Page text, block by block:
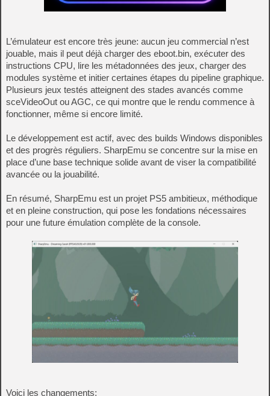
L’émulateur est encore très jeune: aucun jeu commercial n’est
jouable, mais il peut déjà charger des eboot.bin, exécuter des
instructions CPU, lire les métadonnées des jeux, charger des
modules système et initier certaines étapes du pipeline graphique.
Plusieurs jeux testés atteignent des stades avancés comme
sceVideoOut ou AGC, ce qui montre que le rendu commence à
fonctionner, même si encore limité.
Le développement est actif, avec des builds Windows disponibles
et des progrès réguliers. SharpEmu se concentre sur la mise en
place d’une base technique solide avant de viser la compatibilité
avancée ou la jouabilité.
En résumé, SharpEmu est un projet PS5 ambitieux, méthodique
et en pleine construction, qui pose les fondations nécessaires
pour une future émulation complète de la console.
Voici les changements: